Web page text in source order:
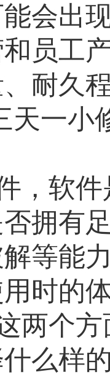
会出
员工
耐久
天一小
，软
拥有
等能
时的
两个
么样